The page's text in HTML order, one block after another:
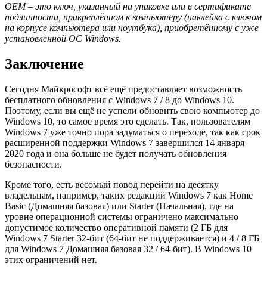
OEM – это ключ, указанный на упаковке или в сертификате
подлинности, прикреплённом к компьютеру (наклейка с ключом
на корпусе компьютера или ноутбука), приобретённому с уже
установленной ОС Windows.
Заключение
Сегодня Майкрософт всё ещё предоставляет возможность
бесплатного обновления с Windows 7 / 8 до Windows 10.
Поэтому, если вы ещё не успели обновить свою компьютер до
Windows 10, то самое время это сделать. Так, пользователям
Windows 7 уже точно пора задуматься о переходе, так как срок
расширенной поддержки Windows 7 завершился 14 января
2020 года и она больше не будет получать обновления
безопасности.
Кроме того, есть весомый повод перейти на десятку
владельцам, например, таких редакций Windows 7 как Home
Basic (Домашняя базовая) или Starter (Начальная), где на
уровне операционной системы ограничено максимально
допустимое количество оперативной памяти (2 ГБ для
Windows 7 Starter 32-бит (64-бит не поддерживается) и 4 / 8 ГБ
для Windows 7 Домашняя базовая 32 / 64-бит). В Windows 10
этих ограничений нет.